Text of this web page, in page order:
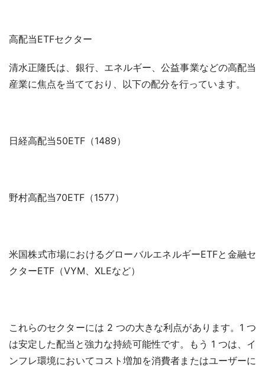
高配当ETFセクター
清水正隆氏は、銀行、エネルギー、公益事業などの高配当
産業に焦点を当てており、以下の配分を行っています。
日経高配当50ETF（1489）
野村高配当70ETF（1577）
米国株式市場におけるグローバルエネルギーETFと金融セ
クターETF（VYM、XLEなど）
これらのセクターには 2 つの大きな利点があります。1 つ
は安定した配当と強力な持続可能性です。もう 1 つは、イ
ンフレ環境においてコスト増加を消費者またはユーザーに